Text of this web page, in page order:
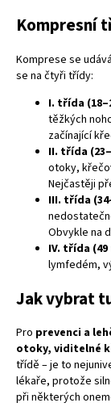
Kompresní
Komprese se
se na čtyři třídy:
I. třída
těžkých
začínající
II. třída
otoky,
Nejčastěji
III. třída
Obvykle na
IV. třída (49
lymfedém,
Jak vybrat
Pro prevenci a
otoky, viditelné
třídě – je to
lékaře, protože
při některých